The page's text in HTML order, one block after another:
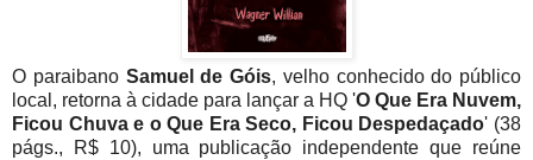
O paraibanoSamuel de Góis, velho conhecido do público
local, retorna à cidade para lançar a HQ 'O Que Era Nuvem,
Ficou Chuva e o Que Era Seco, Ficou Despedaçado' (38
págs., R$ 10), uma publicação independente que reúne